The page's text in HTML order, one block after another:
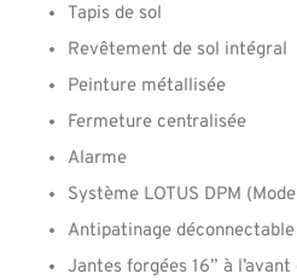
Tapis de sol
Revêtement de sol intégral
Peinture métallisée
Fermeture centralisée
Alarme
Système LOTUS DPM
Antipatinage déconnectable
Jantes forgées 16” à l’avant